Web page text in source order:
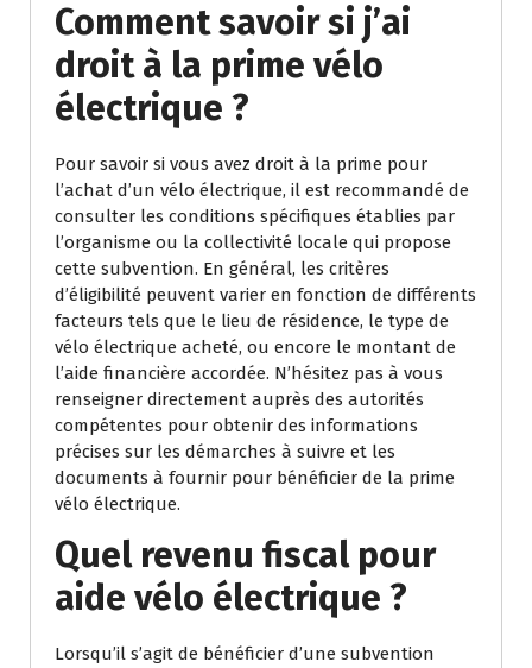
Comment savoir si j’ai
droit à la prime vélo
électrique ?
Pour savoir si vous avez droit à la prime pour
l’achat d’un vélo électrique, il est recommandé de
consulter les conditions spécifiques établies par
l’organisme ou la collectivité locale qui propose
cette subvention. En général, les critères
d’éligibilité peuvent varier en fonction de différents
facteurs tels que le lieu de résidence, le type de
vélo électrique acheté, ou encore le montant de
l’aide financière accordée. N’hésitez pas à vous
renseigner directement auprès des autorités
compétentes pour obtenir des informations
précises sur les démarches à suivre et les
documents à fournir pour bénéficier de la prime
vélo électrique.
Quel revenu fiscal pour
aide vélo électrique ?
Lorsqu’il s’agit de bénéficier d’une subvention